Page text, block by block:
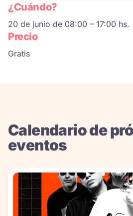
¿Cuándo?
20 de junio de 08:00 – 17:00 hs.
Precio
Gratis
Calendario de
eventos